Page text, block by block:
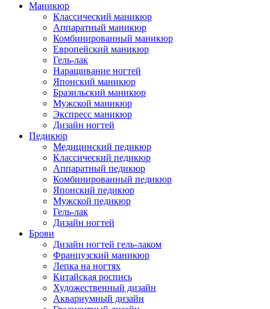
Маникюр
Классический маникюр
Аппаратный маникюр
Комбинированный маникюр
Европейский маникюр
Гель-лак
Наращивание ногтей
Японский маникюр
Бразильский маникюр
Мужской маникюр
Экспресс маникюр
Дизайн ногтей
Педикюр
Медицинский педикюр
Классический педикюр
Аппаратный педикюр
Комбинированный педикюр
Японский педикюр
Мужской педикюр
Гель-лак
Дизайн ногтей
Брови
Дизайн ногтей гель-лаком
Французский маникюр
Лепка на ногтях
Китайская роспись
Художественный дизайн
Аквариумный дизайн